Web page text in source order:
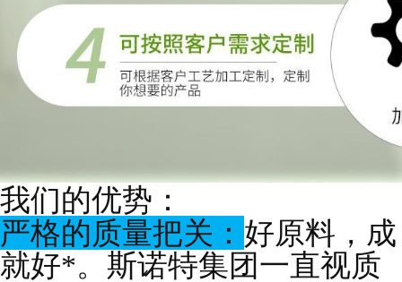
我们的优势：
严格的质量把关： 好原料，成
就好*。斯诺特集团一直视质